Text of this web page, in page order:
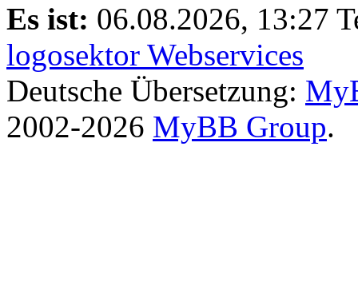
Es ist: 06.08.2026, 13:27
logosektor Webservices
Deutsche Übersetzung:
2002-2026 MyBB Group.